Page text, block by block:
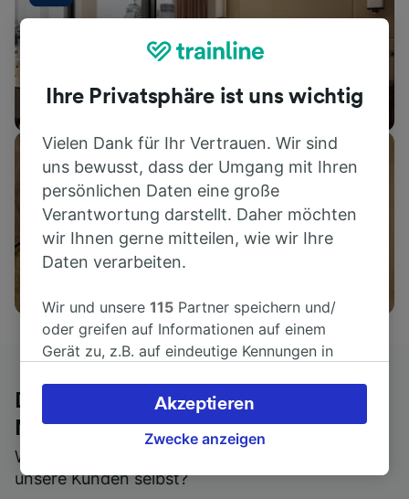
Unterkünfte
Die ehrliche Meinung von Trainline-
Nutzern
Wer könnte Ihnen besseres Feedback geben als
unsere Kunden selbst?
Ihre Privatsphäre ist uns wichtig
Vielen Dank für Ihr Vertrauen. Wir sind
uns bewusst, dass der Umgang mit Ihren
persönlichen Daten eine große
Verantwortung darstellt. Daher möchten
wir Ihnen gerne mitteilen, wie wir Ihre
Daten verarbeiten.
Wir und unsere115 Partner speichern und/
oder greifen auf Informationen auf einem
Gerät zu, z.B. auf eindeutige Kennungen in
verarbeiten. Sie können Ihre Präferenzen
akzeptieren oder verwalten, einschließlich
Ihres Widerspruchsrechts bei berechtigtem
besuchen Sie jederzeit die Seite der
Zwecke anzeigen
Akzeptieren